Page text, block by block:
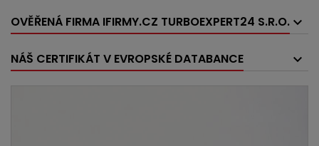
OVĚŘENÁ FIRMA IFIRMY.CZ TURBOEXPERT24 S.R.O.
NÁŠ CERTIFIKÁT V EVROPSKÉ DATABANCE